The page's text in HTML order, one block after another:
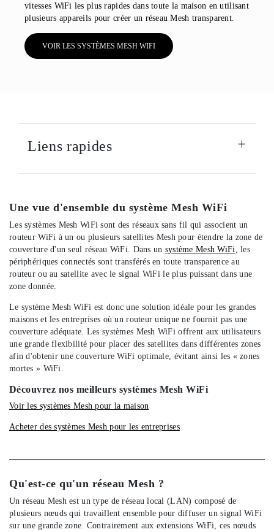
vitesses WiFi les plus rapides dans toute la maison en utilisant
plusieurs appareils pour créer un réseau Mesh transparent.
VOIR LES SYSTÈMES MESH WIFI
Liens rapides
Une vue d'ensemble du système Mesh WiFi
Les systèmes Mesh WiFi sont des réseaux sans fil qui associent un
routeur WiFi à un ou plusieurs satellites Mesh pour étendre la zone de
couverture d'un seul réseau WiFi. Dans un système Mesh WiFi
, les
périphériques connectés sont transférés en toute transparence au
routeur ou au satellite avec le signal WiFi le plus puissant dans une
zone donnée.
Le système Mesh WiFi est donc une solution idéale pour les grandes
maisons et les entreprises où un routeur unique ne fournit pas une
couverture adéquate. Les systèmes Mesh WiFi offrent aux utilisateurs
une grande flexibilité pour placer des satellites dans différentes zones
afin d'obtenir une couverture WiFi optimale, évitant ainsi les « zones
mortes » WiFi.
Découvrez nos meilleurs systèmes Mesh WiFi
Voir les systèmes Mesh pour la maison
Acheter des systèmes Mesh pour les entreprises
Qu'est-ce qu'un réseau Mesh ?
Un réseau Mesh est un type de réseau local (LAN) composé de
plusieurs nœuds qui travaillent ensemble pour diffuser un signal WiFi
sur une grande zone. Contrairement aux extensions WiFi, ces nœuds